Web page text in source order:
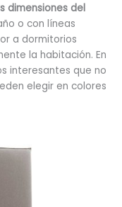
dimensiones del
o con líneas
a dormitorios
la habitación. En
interesantes que no
elegir en colores